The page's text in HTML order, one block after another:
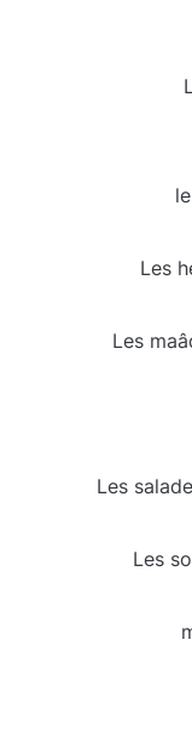
Les
Les
Les
Les